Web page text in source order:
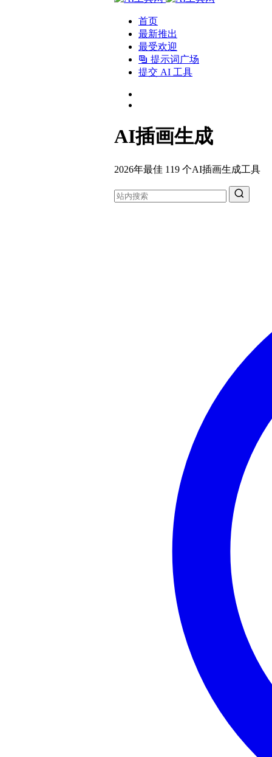
首页
最新推出
最受欢迎
提示词广场
提交 AI 工具
AI插画生成
2026年最佳 119 个AI插画生成工具